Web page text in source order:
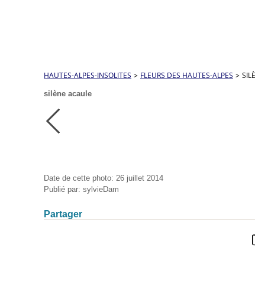
HAUTES-ALPES-INSOLITES > FLEURS DES HAUTES-ALPES >
silène acaule
Date de cette photo: 26 juillet 2014
Publié par: sylvieDam
Partager